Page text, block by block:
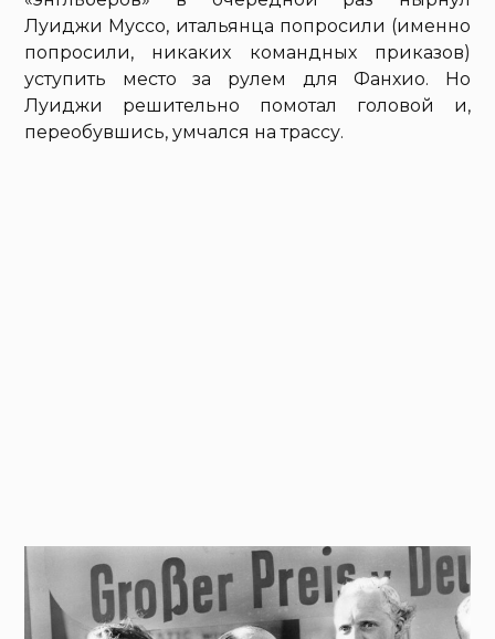
Луиджи Муссо, итальянца попросили (именно
попросили, никаких командных приказов)
уступить место за рулем для Фанхио. Но
Луиджи решительно помотал головой и,
переобувшись, умчался на трассу.